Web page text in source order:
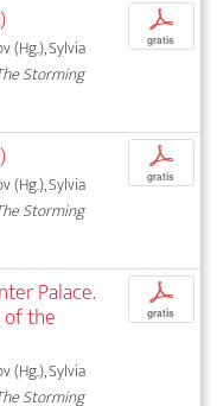
(Hg.), Sylvia
Storming
p
gratis
(Hg.), Sylvia
Storming
p
gratis
Palace.
the
(Hg.), Sylvia
Storming
p
gratis